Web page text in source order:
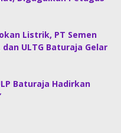
Listrik, PT Semen
dan ULTG Baturaja Gelar
Baturaja Hadirkan